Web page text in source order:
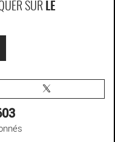
SUR LE